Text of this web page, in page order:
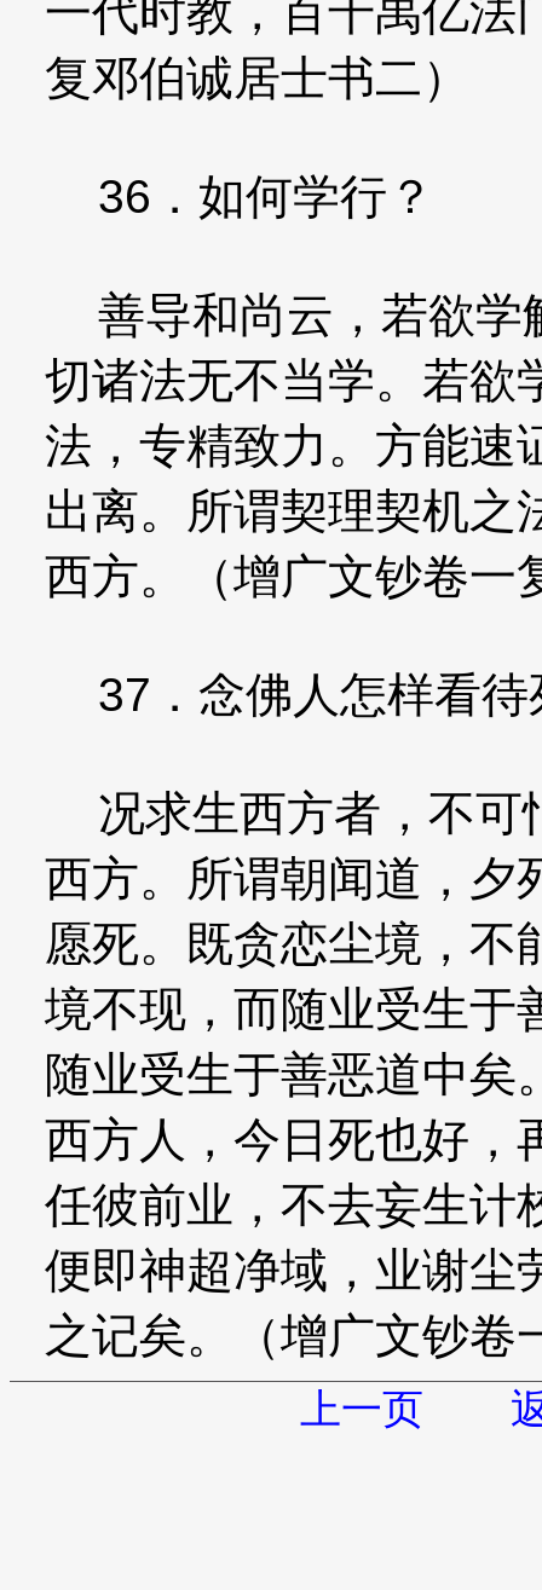
一代时教，百千禹亿法
复邓伯诚居士书二）
36．如何学行？
善导和尚云，若欲学
切诸法无不当学。若欲
法，专精致力。方能速
出离。所谓契理契机之
西方。（增广文钞卷一
37．念佛人怎样看待
况求生西方者，不可
西方。所谓朝闻道，夕
愿死。既贪恋尘境，不
境不现，而随业受生于
随业受生于善恶道中矣
西方人，今日死也好，
任彼前业，不去妄生计
便即神超净域，业谢尘
之记矣。（增广文钞卷
上一页